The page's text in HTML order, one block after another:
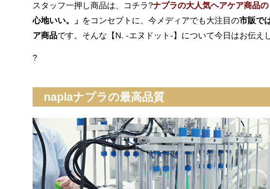
スタッフ一押し商品は、コチラ?ナプラの大人気ヘアケア商品の
心地いい。」 をコンセプトに、今メディアでも大注目の市販で
ア商品です。そんな【N. -エヌドット-】について今日はお伝え
?
naplaナプラの最高品質